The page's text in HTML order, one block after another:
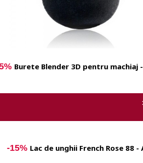
Burete Blender 3D pentru machiaj
-15% Lac de unghii French Rose 88 -